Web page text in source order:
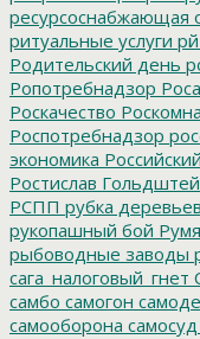
ресурсоснабжающая
ритуальные услуги
Родительский день
Ропотребнадзор
Роскачество
Роспотребнадзор
экономика
Ростислав
РСПП рубка деревьев
рукопашный бой
рыбоводные заводы
сага_налоговый_гнет
самбо самогон
самооборона самосуд